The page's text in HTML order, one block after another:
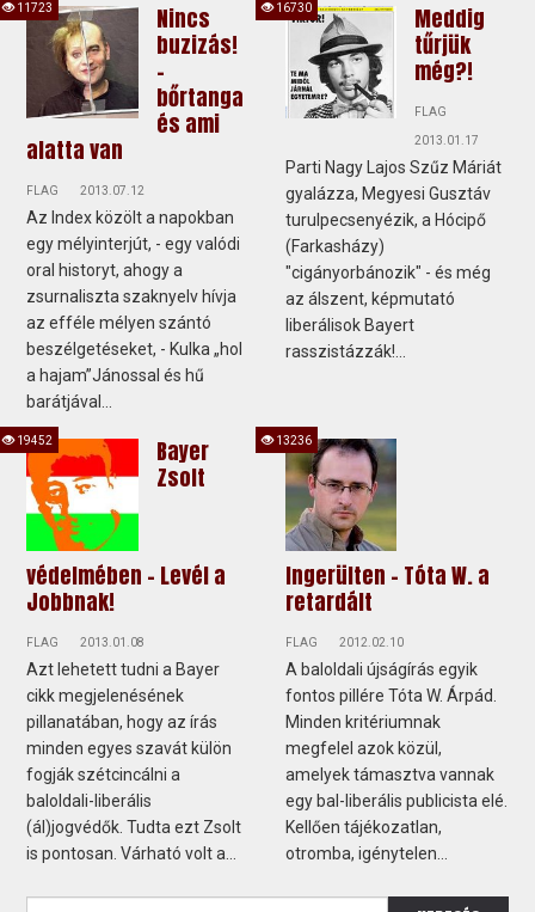
Nincs
buzizás!
–
bőrtanga
és ami
alatta van
FLAG 2013.07.12
Az Index közölt a napokban
egy mélyinterjút, - egy valódi
oral historyt, ahogy a
zsurnaliszta szaknyelv hívja
az efféle mélyen szántó
beszélgetéseket, - Kulka „hol
a hajam”Jánossal és hű
barátjával...
11723
Meddig
tűrjük
még?!
FLAG
2013.01.17
Parti Nagy Lajos Szűz Máriát
gyalázza, Megyesi Gusztáv
turulpecsenyézik, a Hócipő
(Farkasházy)
"cigányorbánozik" - és még
az álszent, képmutató
liberálisok Bayert
rasszistázzák!...
16730
Bayer
Zsolt
védelmében - Levél a
Jobbnak!
FLAG 2013.01.08
Azt lehetett tudni a Bayer
cikk megjelenésének
pillanatában, hogy az írás
minden egyes szavát külön
fogják szétcincálni a
baloldali-liberális
(ál)jogvédők. Tudta ezt Zsolt
is pontosan. Várható volt a...
19452
Ingerülten - Tóta W. a
retardált
FLAG 2012.02.10
A baloldali újságírás egyik
fontos pillére Tóta W. Árpád.
Minden kritériumnak
megfelel azok közül,
amelyek támasztva vannak
egy bal-liberális publicista elé.
Kellően tájékozatlan,
otromba, igénytelen...
13236